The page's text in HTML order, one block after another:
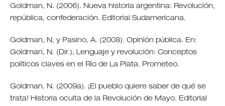
Goldman, N. (2006). Nueva historia argentina: Revolución,
república, confederación. Editorial Sudamericana.
Goldman, N, y Pasino, A. (2008). Opinión pública. En:
Goldman, N. (Dir.), Lenguaje y revolución: Conceptos
políticos claves en el Río de La Plata. Prometeo.
Goldman, N. (2009a). ¡El pueblo quiere saber de qué se
trata! Historia oculta de la Revolución de Mayo. Editorial